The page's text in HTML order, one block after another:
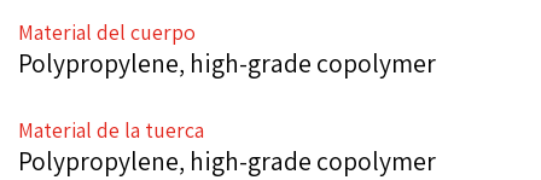
Material del cuerpo
Polypropylene, high-grade copolymer
Material de la tuerca
Polypropylene, high-grade copolymer